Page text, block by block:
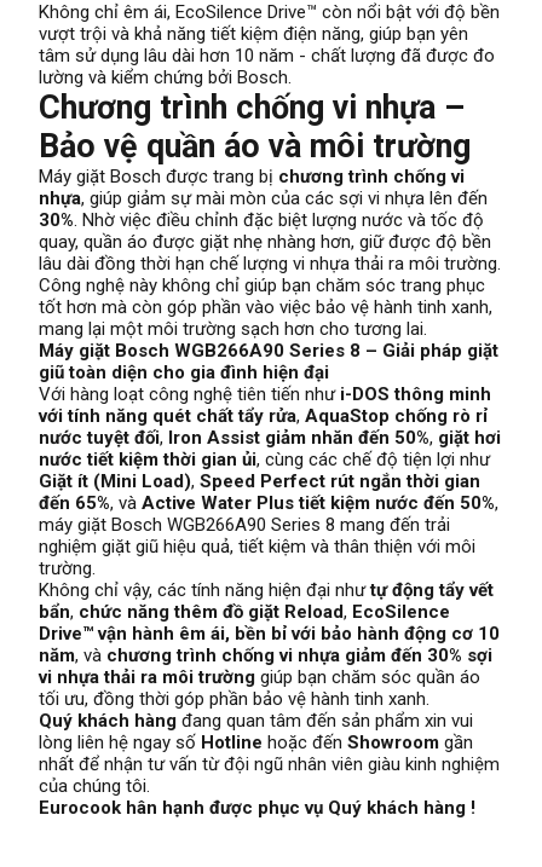
Không chỉ êm ái, EcoSilence Drive™ còn nổi bật với độ bền
vượt trội và khả năng tiết kiệm điện năng, giúp bạn yên
tâm sử dụng lâu dài hơn 10 năm - chất lượng đã được đo
lường và kiểm chứng bởi Bosch.
Chương trình chống vi nhựa –
Bảo vệ quần áo và môi trường
Máy giặt Bosch được trang bị chương trình chống vi
nhựa, giúp giảm sự mài mòn của các sợi vi nhựa lên đến
30%. Nhờ việc điều chỉnh đặc biệt lượng nước và tốc độ
quay, quần áo được giặt nhẹ nhàng hơn, giữ được độ bền
lâu dài đồng thời hạn chế lượng vi nhựa thải ra môi trường.
Công nghệ này không chỉ giúp bạn chăm sóc trang phục
tốt hơn mà còn góp phần vào việc bảo vệ hành tinh xanh,
mang lại một môi trường sạch hơn cho tương lai.
Máy giặt Bosch WGB266A90 Series 8 – Giải pháp giặt
giũ toàn diện cho gia đình hiện đại
Với hàng loạt công nghệ tiên tiến như i-DOS thông minh
với tính năng quét chất tẩy rửa, AquaStop chống rò rỉ
nước tuyệt đối, Iron Assist giảm nhăn đến 50%, giặt hơi
nước tiết kiệm thời gian ủi, cùng các chế độ tiện lợi như
Giặt ít (Mini Load), Speed Perfect rút ngắn thời gian
đến 65%, và Active Water Plus tiết kiệm nước đến 50%,
máy giặt Bosch WGB266A90 Series 8 mang đến trải
nghiệm giặt giũ hiệu quả, tiết kiệm và thân thiện với môi
trường.
Không chỉ vậy, các tính năng hiện đại nhưtự động tẩy vết
bẩn, chức năng thêm đồ giặt Reload, EcoSilence
Drive™ vận hành êm ái, bền bỉ với bảo hành động cơ 10
năm, và chương trình chống vi nhựa giảm đến 30% sợi
vi nhựa thải ra môi trường giúp bạn chăm sóc quần áo
tối ưu, đồng thời góp phần bảo vệ hành tinh xanh.
Quý khách hàng đang quan tâm đến sản phẩm xin vui
lòng liên hệ ngay số Hotline hoặc đến Showroom gần
nhất để nhận tư vấn từ đội ngũ nhân viên giàu kinh nghiệm
của chúng tôi.
Eurocook hân hạnh được phục vụ Quý khách hàng !